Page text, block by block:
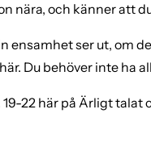
nära, och känner att
ensamhet ser ut, om
Du behöver inte ha
19-22 här på Ärligt talat